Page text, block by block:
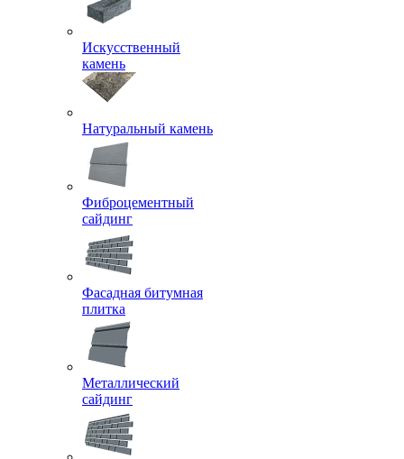
Искусственный
камень
Натуральный камень
Фиброцементный
сайдинг
Фасадная битумная
плитка
Металлический
сайдинг